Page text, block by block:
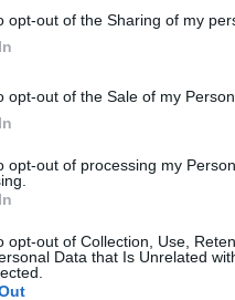
opt-out of the Sharing of my
opt-out of the Sale of my
opt-out of processing my
opt-out of Collection, Use,
Data that Is Unrelated
come in un
delle Fratte, vicino a
al portone con cui
telecamere per
correttamente i rifiuti
riciclabili negli
mobili di raccolta). Il
stanchi di pagare
non è di certo un
si verificano
americana